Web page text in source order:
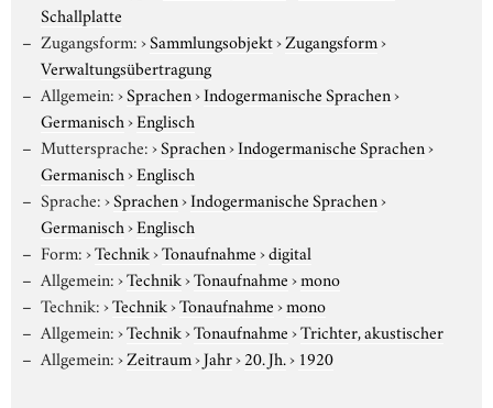
Schallplatte
Zugangsform:›Sammlungsobjekt›Zugangsform›
Verwaltungsübertragung
Allgemein:›Sprachen›Indogermanische Sprachen›
Germanisch›Englisch
Muttersprache:›Sprachen›Indogermanische Sprachen›
Germanisch›Englisch
Sprache:›Sprachen›Indogermanische Sprachen›
Germanisch›Englisch
Form:›Technik›Tonaufnahme›digital
Allgemein:›Technik›Tonaufnahme›mono
Technik:›Technik›Tonaufnahme›mono
Allgemein:›Technik›Tonaufnahme›Trichter, akustischer
Allgemein:›Zeitraum›Jahr›20. Jh.› 1920